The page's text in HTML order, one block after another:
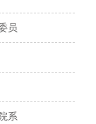
员
系